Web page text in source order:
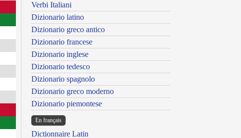
Verbi Italiani
Dizionario latino
Dizionario greco antico
Dizionario francese
Dizionario inglese
Dizionario tedesco
Dizionario spagnolo
Dizionario greco moderno
Dizionario piemontese
En français
Dictionnaire Latin